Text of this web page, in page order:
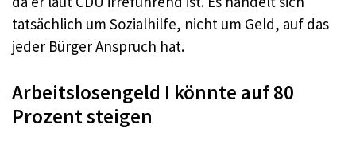
tatsächlich um Sozialhilfe, nicht um Geld, auf das
jeder Bürger Anspruch hat.
Arbeitslosengeld I könnte auf 80
Prozent steigen